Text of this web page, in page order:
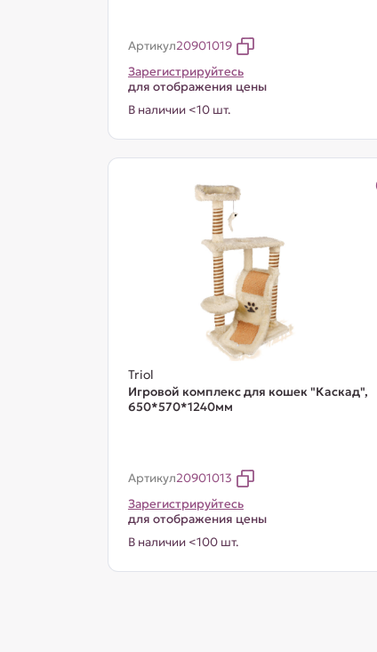
Артикул20901019
Зарегистрируйтесь
для отображения цены
В наличии <10 шт.
Triol
Игровой комплекс для кошек "Каскад",
650*570*1240мм
Артикул20901013
Зарегистрируйтесь
для отображения цены
В наличии <100 шт.